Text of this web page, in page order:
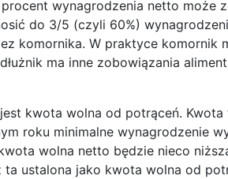
wynagrodzenia netto
do 3/5 (czyli 60%)
komornika. W praktyce
ma inne zobowiązania
kwota wolna od potrąceń.
roku minimalne wynagrodzenie
wolna netto będzie nieco
ustalona jako kwota wolna od